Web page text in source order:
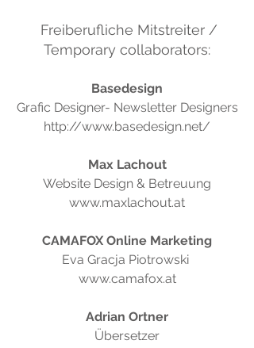
Freiberufliche Mitstreiter /
Temporary collaborators:
Basedesign
Grafic Designer- Newsletter Designers
http://www.basedesign.net/
Max Lachout
Website Design & Betreuung
www.maxlachout.at
CAMAFOX Online Marketing
Eva Gracja Piotrowski
www.camafox.at
Adrian Ortner
Übersetzer